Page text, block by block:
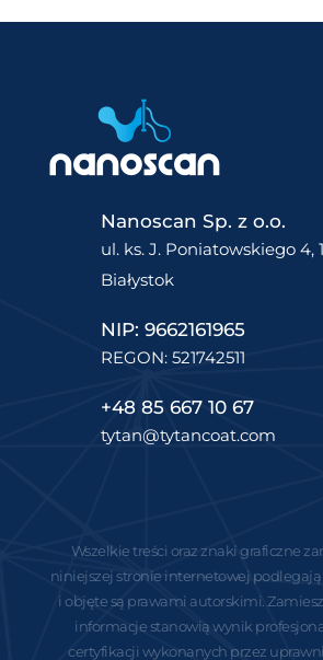
Nanoscan Sp. z o.o.
ul. ks. J. Poniatowskiego 4,
Białystok
NIP: 9662161965
REGON: 521742511
+48 85 667 10 67
tytan@tytancoat.com
Wszelkie treści oraz znaki graficzne
niniejszej stronie internetowej
i objęte są prawami autorskimi.
informacje stanowią wynik
certyfikacji wykonanych przez